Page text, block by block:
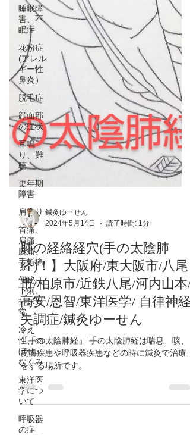
睡眠障
害、不
眠症
花粉症
(アレル
ギー性
鼻炎）
脱毛症
顔面部
の症状
耳鳴
り、難
聴
更年期
障害
肩こり
首痛、
肩痛、
腕痛、
手指痛
便秘、
下痢、
排尿異
常
冷え
性、の
ぼせ、
むくみ
東洋医
学につ
いて
呼吸器
の症
2024年5月14日
読了時間: 1分
肺の経絡経穴(手の太陰肺
経)！】大阪府/東大阪市/八尾
市/柏原市/近鉄八尾/河内山本/
高安/恩智/東洋医学/ 自律神経
失調症/鍼灸ゆーせん
「手の太陰肺経」 手の太陰肺経は喘息、咳、
皮膚疾患や呼吸器疾患などの時に鍼灸で治療
をする場所です。